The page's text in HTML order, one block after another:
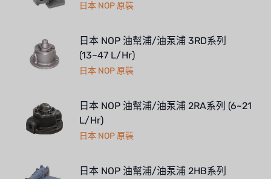
日本 NOP 原裝
日本 NOP 油幫浦/油泵浦 3RD系列
(13~47 L/Hr)
日本 NOP 原裝
日本 NOP 油幫浦/油泵浦 2RA系列 (6~21
L/Hr)
日本 NOP 原裝
日本 NOP 油幫浦/油泵浦 2HB系列